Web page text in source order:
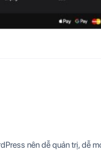
nên dễ quản trị, dễ